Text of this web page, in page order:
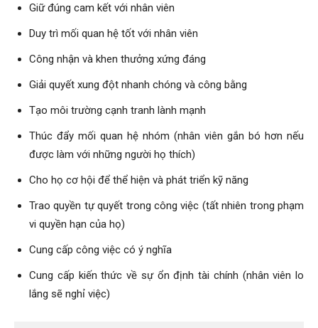
Giữ đúng cam kết với nhân viên
Duy trì mối quan hệ tốt với nhân viên
Công nhận và khen thưởng xứng đáng
Giải quyết xung đột nhanh chóng và công bằng
Tạo môi trường cạnh tranh lành mạnh
Thúc đẩy mối quan hệ nhóm (nhân viên gắn bó hơn nếu
được làm với những người họ thích)
Cho họ cơ hội để thể hiện và phát triển kỹ năng
Trao quyền tự quyết trong công việc (tất nhiên trong phạm
vi quyền hạn của họ)
Cung cấp công việc có ý nghĩa
Cung cấp kiến thức về sự ổn định tài chính (nhân viên lo
lắng sẽ nghỉ việc)